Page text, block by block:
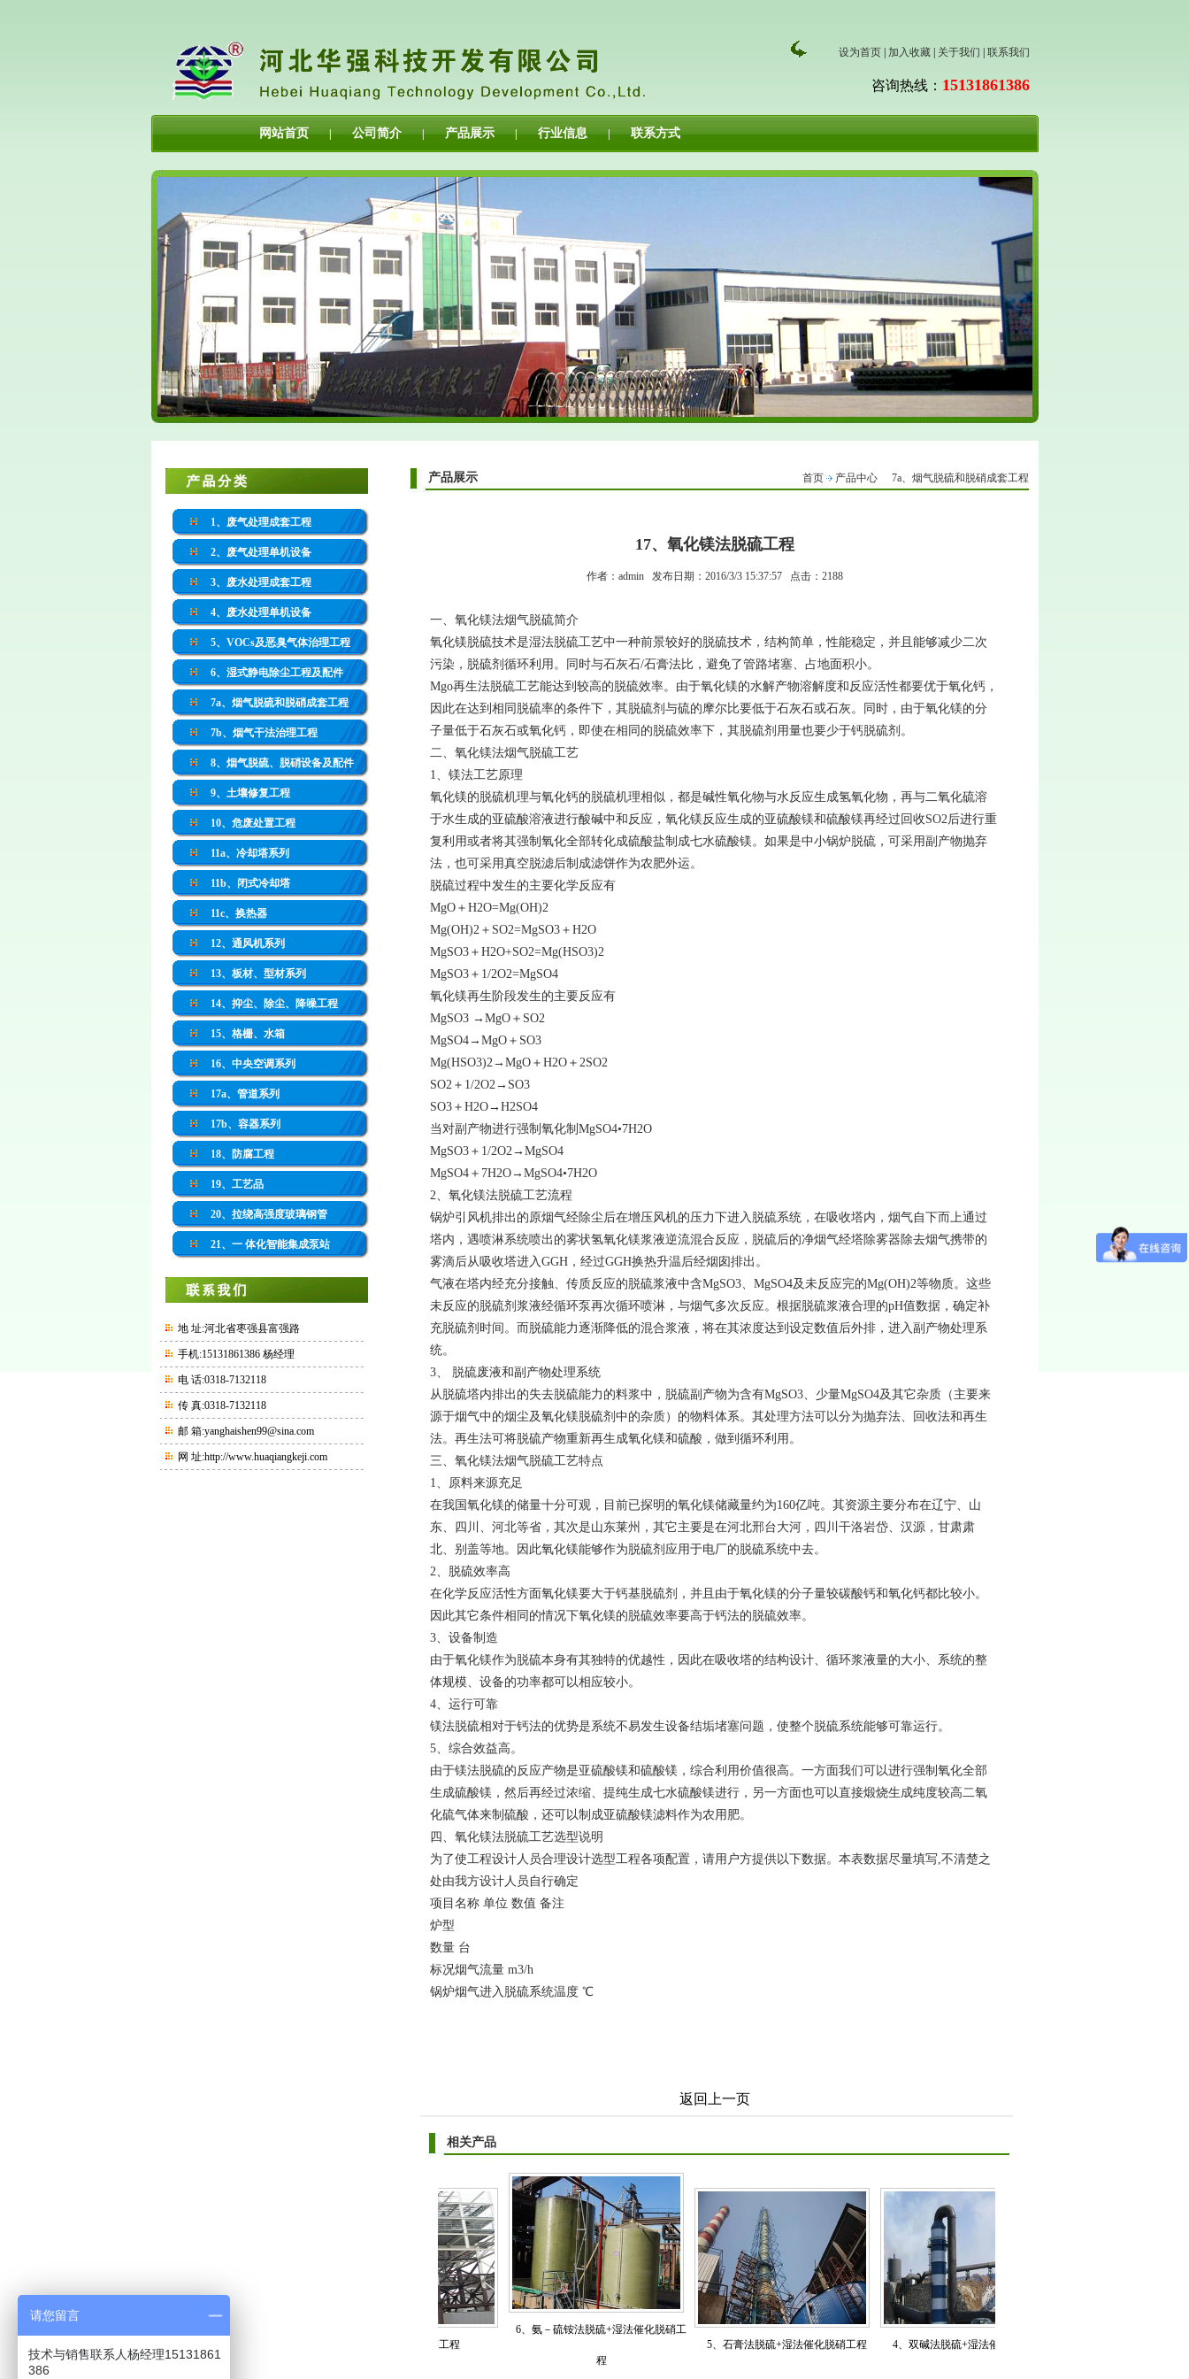
设为首页| 加入收藏| 关于我们 联系我们
咨询热线： 15131861386
网站首页 | 公司简介 | 产品展示 | 行业信息 | 联系方式
1、废气处理成套工程
2、废气处理单机设备
3、废水处理成套工程
4、废水处理单机设备
5、VOCs及恶臭气体治理工程
6、湿式静电除尘工程及配件
7a、烟气脱硫和脱硝成套工程
7b、烟气干法治理工程
8、烟气脱硫、脱硝设备及配件
9、土壤修复工程
10、危废处置工程
11a、冷却塔系列
11b、闭式冷却塔
11c、换热器
12、通风机系列
13、板材、型材系列
14、抑尘、除尘、降噪工程
15、格栅、水箱
16、中央空调系列
17a、管道系列
17b、容器系列
18、防腐工程
19、工艺品
20、拉绕高强度玻璃钢管
21、一 体化智能集成泵站
地 址:河北省枣强县富强路
手机:15131861386 杨经理
电 话:0318-7132118
传 真:0318-7132118
邮 箱:yanghaishen99@sina.com
网 址:http://www.huaqiangkeji.com
产品展示 首页 产品中心 7a、烟气脱硫和脱硝成套工程
17、氧化镁法脱硫工程
作者：admin 发布日期：2016/3/3 15:37:57 点击：2188
一、氧化镁法烟气脱硫简介
氧化镁脱硫技术是湿法脱硫工艺中一种前景较好的脱硫技术，结构简单，性能稳定，并且能够减少二次
污染，脱硫剂循环利用。同时与石灰石/石膏法比，避免了管路堵塞、占地面积小。
Mgo再生法脱硫工艺能达到较高的脱硫效率。由于氧化镁的水解产物溶解度和反应活性都要优于氧化钙，
因此在达到相同脱硫率的条件下，其脱硫剂与硫的摩尔比要低于石灰石或石灰。同时，由于氧化镁的分
子量低于石灰石或氧化钙，即使在相同的脱硫效率下，其脱硫剂用量也要少于钙脱硫剂。
二、氧化镁法烟气脱硫工艺
1、镁法工艺原理
氧化镁的脱硫机理与氧化钙的脱硫机理相似，都是碱性氧化物与水反应生成氢氧化物，再与二氧化硫溶
于水生成的亚硫酸溶液进行酸碱中和反应，氧化镁反应生成的亚硫酸镁和硫酸镁再经过回收SO2后进行重
复利用或者将其强制氧化全部转化成硫酸盐制成七水硫酸镁。如果是中小锅炉脱硫，可采用副产物抛弃
法，也可采用真空脱滤后制成滤饼作为农肥外运。
脱硫过程中发生的主要化学反应有
MgO＋H2O=Mg(OH)2
Mg(OH)2＋SO2=MgSO3＋H2O
MgSO3＋H2O+SO2=Mg(HSO3)2
MgSO3＋1/2O2=MgSO4
氧化镁再生阶段发生的主要反应有
MgSO3 →MgO＋SO2
MgSO4→MgO＋SO3
Mg(HSO3)2→MgO＋H2O＋2SO2
SO2＋1/2O2→SO3
SO3＋H2O→H2SO4
当对副产物进行强制氧化制MgSO4•7H2O
MgSO3＋1/2O2→MgSO4
MgSO4＋7H2O→MgSO4•7H2O
2、氧化镁法脱硫工艺流程
锅炉引风机排出的原烟气经除尘后在增压风机的压力下进入脱硫系统，在吸收塔内，烟气自下而上通过
塔内，遇喷淋系统喷出的雾状氢氧化镁浆液逆流混合反应，脱硫后的净烟气经塔除雾器除去烟气携带的
雾滴后从吸收塔进入GGH，经过GGH换热升温后经烟囱排出。
气液在塔内经充分接触、传质反应的脱硫浆液中含MgSO3、MgSO4及未反应完的Mg(OH)2等物质。这些
未反应的脱硫剂浆液经循环泵再次循环喷淋，与烟气多次反应。根据脱硫浆液合理的pH值数据，确定补
充脱硫剂时间。而脱硫能力逐渐降低的混合浆液，将在其浓度达到设定数值后外排，进入副产物处理系
统。
3、 脱硫废液和副产物处理系统
从脱硫塔内排出的失去脱硫能力的料浆中，脱硫副产物为含有MgSO3、少量MgSO4及其它杂质（主要来
源于烟气中的烟尘及氧化镁脱硫剂中的杂质）的物料体系。其处理方法可以分为抛弃法、回收法和再生
法。再生法可将脱硫产物重新再生成氧化镁和硫酸，做到循环利用。
三、氧化镁法烟气脱硫工艺特点
1、原料来源充足
在我国氧化镁的储量十分可观，目前已探明的氧化镁储藏量约为160亿吨。其资源主要分布在辽宁、山
东、四川、河北等省，其次是山东莱州，其它主要是在河北邢台大河，四川干洛岩岱、汉源，甘肃肃
北、别盖等地。因此氧化镁能够作为脱硫剂应用于电厂的脱硫系统中去。
2、脱硫效率高
在化学反应活性方面氧化镁要大于钙基脱硫剂，并且由于氧化镁的分子量较碳酸钙和氧化钙都比较小。
因此其它条件相同的情况下氧化镁的脱硫效率要高于钙法的脱硫效率。
3、设备制造
由于氧化镁作为脱硫本身有其独特的优越性，因此在吸收塔的结构设计、循环浆液量的大小、系统的整
体规模、设备的功率都可以相应较小。
4、运行可靠
镁法脱硫相对于钙法的优势是系统不易发生设备结垢堵塞问题，使整个脱硫系统能够可靠运行。
5、综合效益高。
由于镁法脱硫的反应产物是亚硫酸镁和硫酸镁，综合利用价值很高。一方面我们可以进行强制氧化全部
生成硫酸镁，然后再经过浓缩、提纯生成七水硫酸镁进行，另一方面也可以直接煅烧生成纯度较高二氧
化硫气体来制硫酸，还可以制成亚硫酸镁滤料作为农用肥。
四、氧化镁法脱硫工艺选型说明
为了使工程设计人员合理设计选型工程各项配置，请用户方提供以下数据。本表数据尽量填写,不清楚之
处由我方设计人员自行确定
项目名称 单位 数值 备注
炉型
数量 台
标况烟气流量 m3/h
锅炉烟气进入脱硫系统温度 ℃
返回上一页
相关产品
6、氨－硫铵法脱硫+湿法催化脱硝工
5、石膏法脱硫+湿法催化脱硝工程 4、双碱法脱硫+湿法催化脱硝工程
请您留言
技术与销售联系人杨经理15131861
386